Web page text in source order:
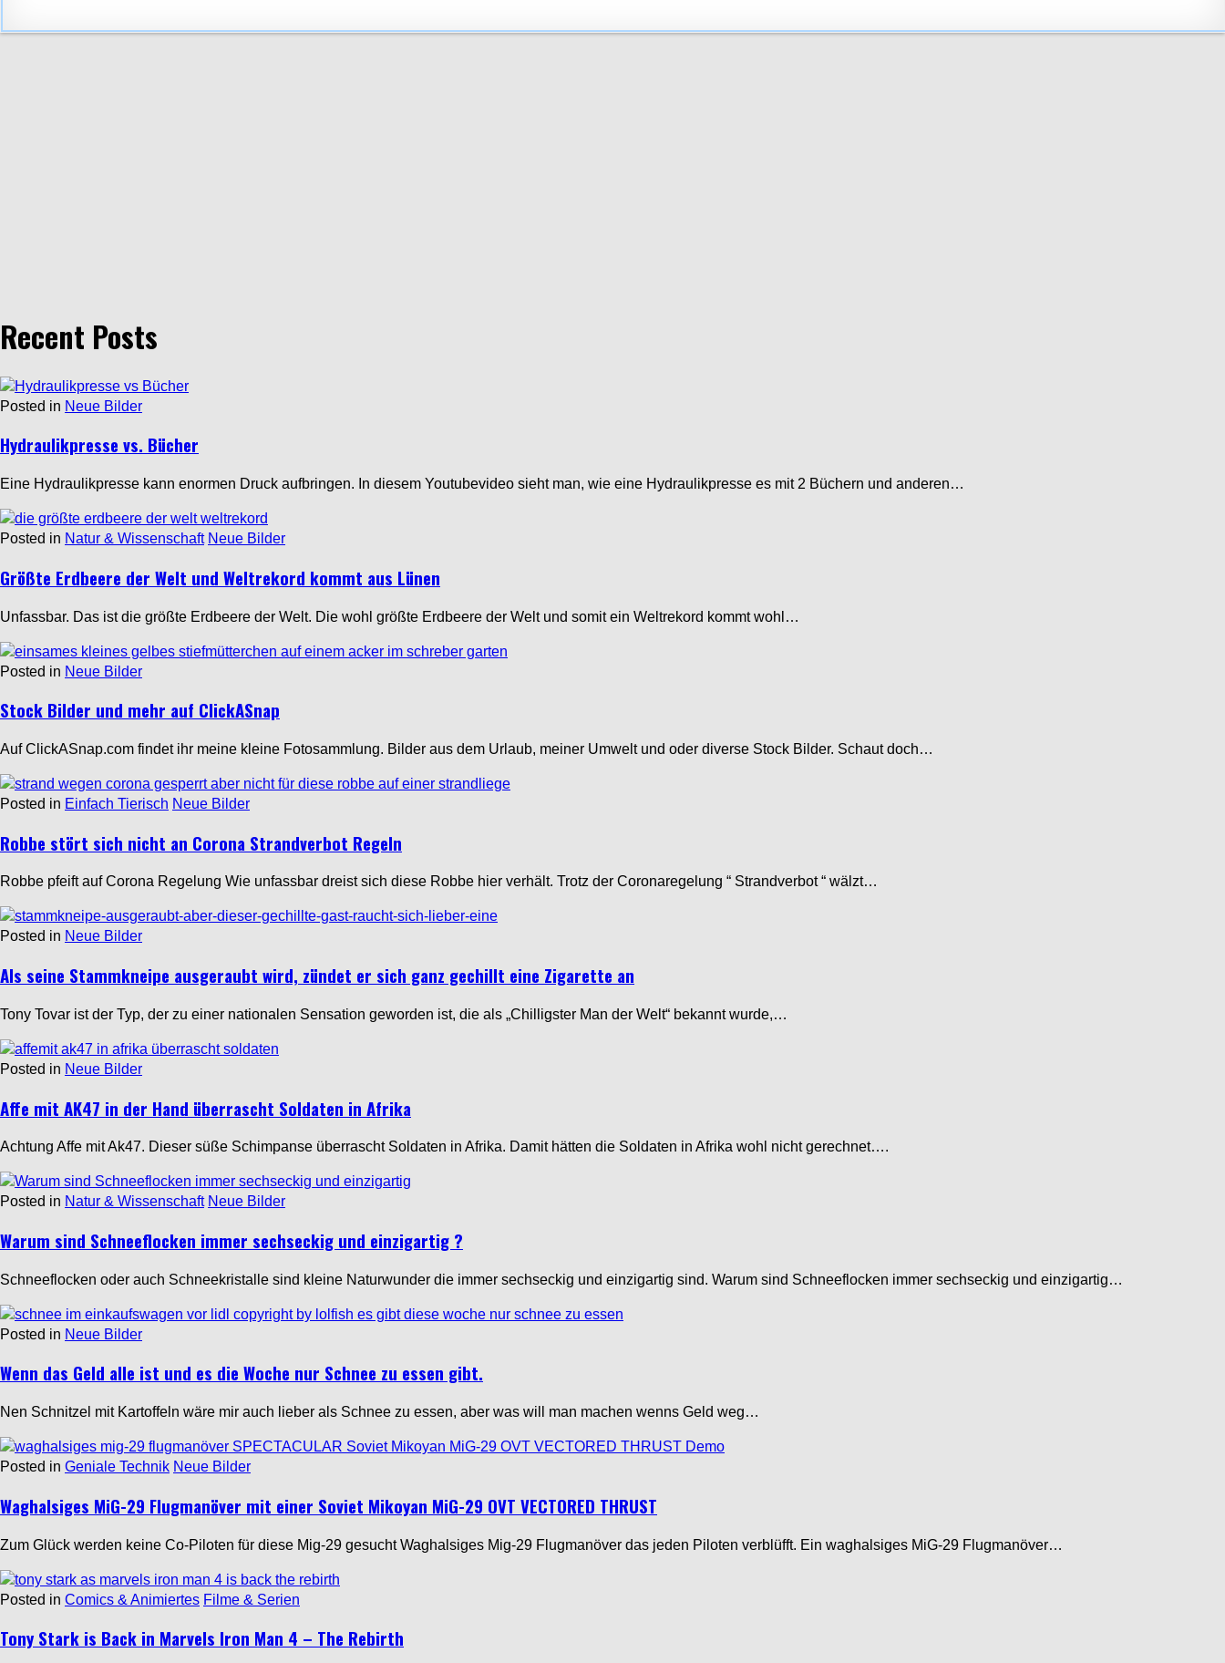
Recent Posts
Posted in Neue Bilder
Hydraulikpresse vs. Bücher
Eine Hydraulikpresse kann enormen Druck aufbringen. In diesem Youtubevideo sieht man, wie eine Hydraulikpresse es mit 2 Büchern und anderen…
Posted in Natur & Wissenschaft Neue Bilder
Größte Erdbeere der Welt und Weltrekord kommt aus Lünen
Unfassbar. Das ist die größte Erdbeere der Welt. Die wohl größte Erdbeere der Welt und somit ein Weltrekord kommt wohl…
Posted in Neue Bilder
Stock Bilder und mehr auf ClickASnap
Auf ClickASnap.com findet ihr meine kleine Fotosammlung. Bilder aus dem Urlaub, meiner Umwelt und oder diverse Stock Bilder. Schaut doch…
Posted in Einfach Tierisch Neue Bilder
Robbe stört sich nicht an Corona Strandverbot Regeln
Robbe pfeift auf Corona Regelung Wie unfassbar dreist sich diese Robbe hier verhält. Trotz der Coronaregelung “ Strandverbot “ wälzt…
Posted in Neue Bilder
Als seine Stammkneipe ausgeraubt wird, zündet er sich ganz gechillt eine Zigarette an
Tony Tovar ist der Typ, der zu einer nationalen Sensation geworden ist, die als „Chilligster Man der Welt“ bekannt wurde,…
Posted in Neue Bilder
Affe mit AK47 in der Hand überrascht Soldaten in Afrika
Achtung Affe mit Ak47. Dieser süße Schimpanse überrascht Soldaten in Afrika. Damit hätten die Soldaten in Afrika wohl nicht gerechnet….
Posted in Natur & Wissenschaft Neue Bilder
Warum sind Schneeflocken immer sechseckig und einzigartig ?
Schneeflocken oder auch Schneekristalle sind kleine Naturwunder die immer sechseckig und einzigartig sind. Warum sind Schneeflocken immer sechseckig und einzigartig…
Posted in Neue Bilder
Wenn das Geld alle ist und es die Woche nur Schnee zu essen gibt.
Nen Schnitzel mit Kartoffeln wäre mir auch lieber als Schnee zu essen, aber was will man machen wenns Geld weg…
Posted in Geniale Technik Neue Bilder
Waghalsiges MiG-29 Flugmanöver mit einer Soviet Mikoyan MiG-29 OVT VECTORED THRUST
Zum Glück werden keine Co-Piloten für diese Mig-29 gesucht Waghalsiges Mig-29 Flugmanöver das jeden Piloten verblüfft. Ein waghalsiges MiG-29 Flugmanöver…
Posted in Comics & Animiertes Filme & Serien
Tony Stark is Back in Marvels Iron Man 4 – The Rebirth